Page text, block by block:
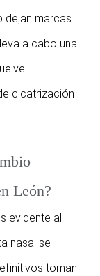
dejan marcas
a cabo una
cicatrización
León?
evidente al
nasal se
toman